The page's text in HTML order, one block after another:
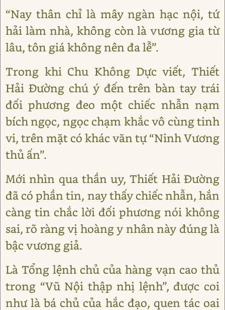
“Nay thân chỉ là mây ngàn hạc nội, tứ
hải làm nhà, không còn là vương gia từ
lâu, tôn giá không nên đa lễ”.
Trong khi Chu Không Dực viết, Thiết
Hải Đường chú ý đến trên bàn tay trái
đối phương đeo một chiếc nhẫn nạm
bích ngọc, ngọc chạm khắc vô cùng tinh
vi, trên mặt có khác văn tự “Ninh Vương
thủ ấn”.
Mới nhìn qua thần uy, Thiết Hải Đường
đã có phần tin, nay thấy chiếc nhẫn, hắn
càng tin chắc lời đối phương nói không
sai, rõ ràng vị hoàng y nhân này đúng là
bậc vương giả.
Là Tổng lệnh chủ của hàng vạn cao thủ
trong “Vũ Nội thập nhị lệnh”, được coi
như là bá chủ của hắc đạo, quen tác oai